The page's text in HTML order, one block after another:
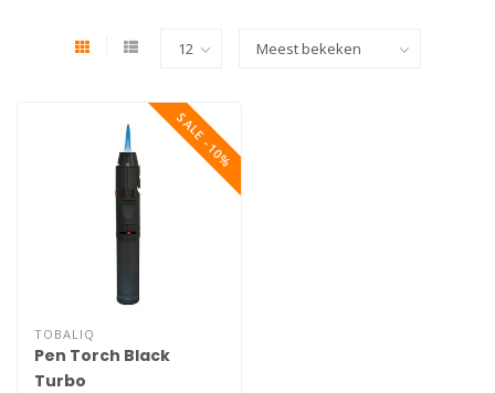
SALE -10%
TOBALIQ
Pen Torch Black
Turbo